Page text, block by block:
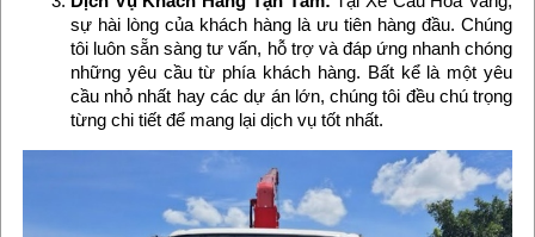
sự hài lòng của khách hàng là ưu tiên hàng đầu. Chúng
tôi luôn sẵn sàng tư vấn, hỗ trợ và đáp ứng nhanh chóng
những yêu cầu từ phía khách hàng. Bất kể là một yêu
cầu nhỏ nhất hay các dự án lớn, chúng tôi đều chú trọng
từng chi tiết để mang lại dịch vụ tốt nhất.